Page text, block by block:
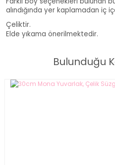
alındığında yer kaplamadan iç
Çeliktir.
Elde yıkama önerilmektedir.
Bulunduğu